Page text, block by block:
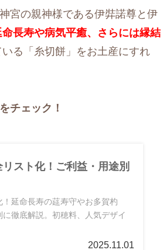
宮の親神様である伊弉諾尊と伊
命長寿や病気平癒、さらには縁結
る「糸切餅」をお土産にすれ
チェック！
スト化！ご利益・用途別
延命長寿の莚寿守やお多賀杓
徹底解説。初穂料、人気デザイ
2025.11.01